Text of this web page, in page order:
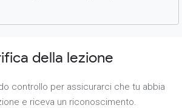
della lezione
controllo per assicurarci che tu abbia
e riceva un riconoscimento.